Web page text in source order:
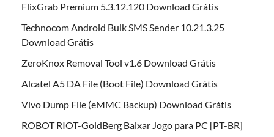
FlixGrab Premium 5.3.12.120 Download Grátis
Technocom Android Bulk SMS Sender 10.21.3.25
Download Grátis
ZeroKnox Removal Tool v1.6 Download Grátis
Alcatel A5 DA File (Boot File) Download Grátis
Vivo Dump File (eMMC Backup) Download Grátis
ROBOT RIOT-GoldBerg Baixar Jogo para PC [PT-BR]